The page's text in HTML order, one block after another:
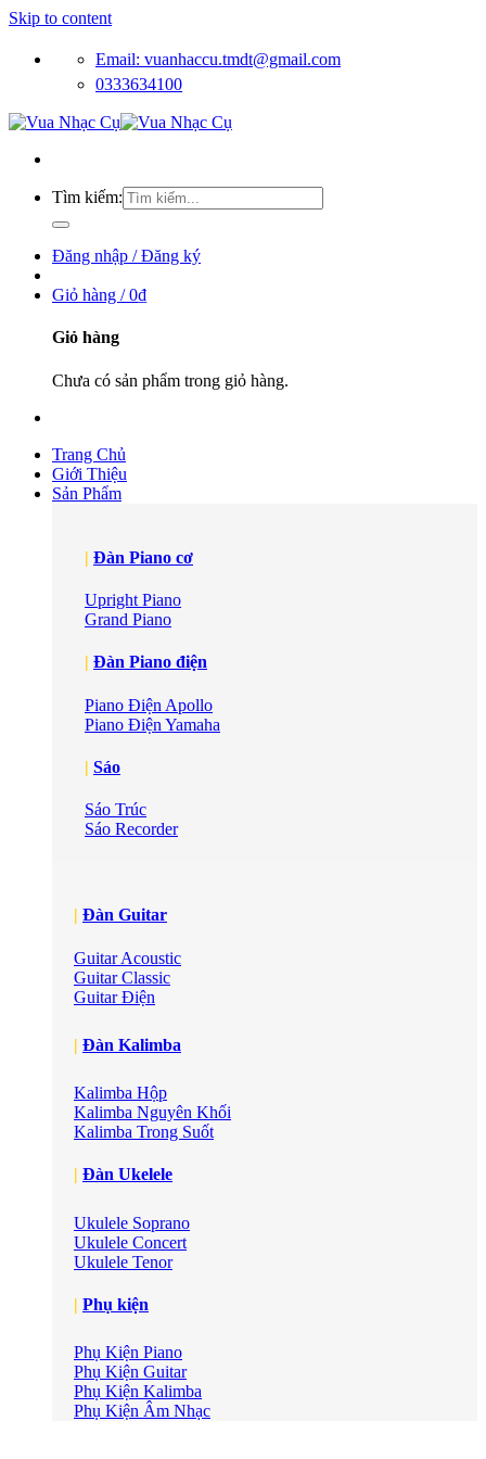
Skip to content
Email: vuanhaccu.tmdt@gmail.com
0333634100
Tìm kiếm:
Đăng nhập / Đăng ký
Giỏ hàng /0₫
Giỏ hàng
Chưa có sản phẩm trong giỏ hàng.
Trang Chủ
Giới Thiệu
Sản Phẩm
| Đàn Piano cơ
Upright Piano
Grand Piano
| Đàn Piano điện
Piano Điện Apollo
Piano Điện Yamaha
| Sáo
Sáo Trúc
Sáo Recorder
| Đàn Guitar
Guitar Acoustic
Guitar Classic
Guitar Điện
| Đàn Kalimba
Kalimba Hộp
Kalimba Nguyên Khối
Kalimba Trong Suốt
Đàn Ukelele
Ukulele Soprano
Ukulele Concert
Ukulele Tenor
| Phụ kiện
Phụ Kiện Piano
Phụ Kiện Guitar
Phụ Kiện Kalimba
Phụ Kiện Âm Nhạc